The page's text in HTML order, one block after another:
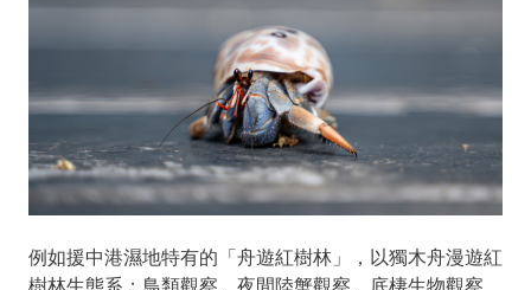
例如援中港濕地特有的「舟遊紅樹林」，以獨木舟漫遊紅
樹林生態系；鳥類觀察、夜間陸蟹觀察、底棲生物觀察